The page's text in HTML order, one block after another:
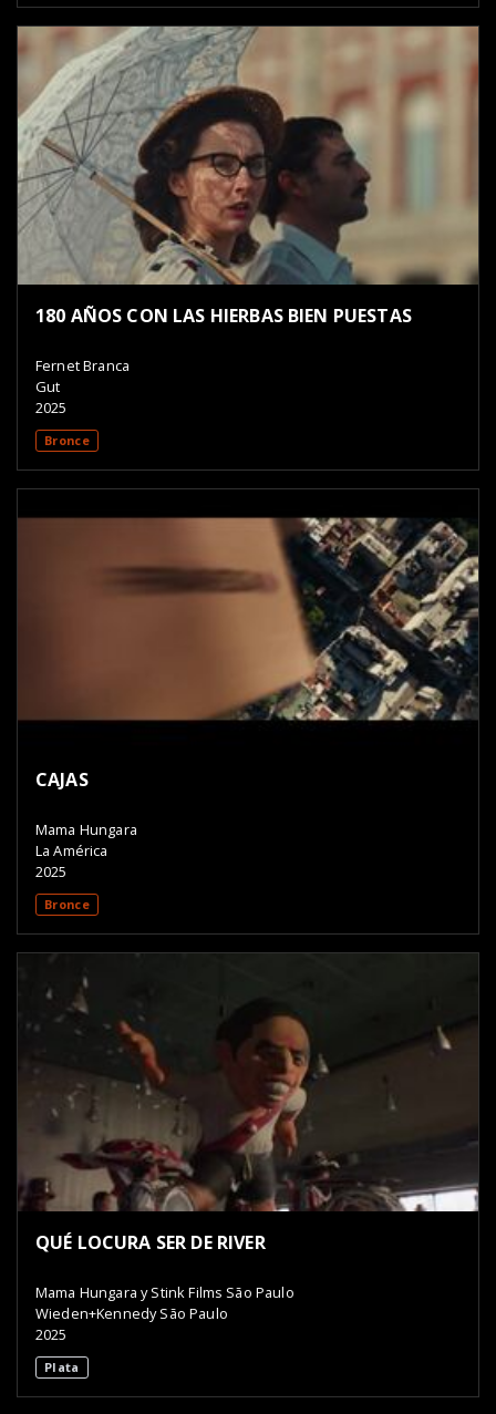
180 AÑOS CON LAS HIERBAS BIEN PUESTAS
Fernet Branca
Gut
2025
Bronce
CAJAS
Mama Hungara
La América
2025
Bronce
QUÉ LOCURA SER DE RIVER
Mama Hungara y Stink Films São Paulo
Wieden+Kennedy São Paulo
2025
Plata